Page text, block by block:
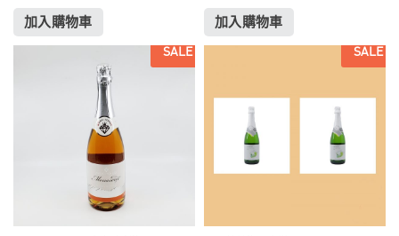
加入購物車 加入購物車
SALE SALE